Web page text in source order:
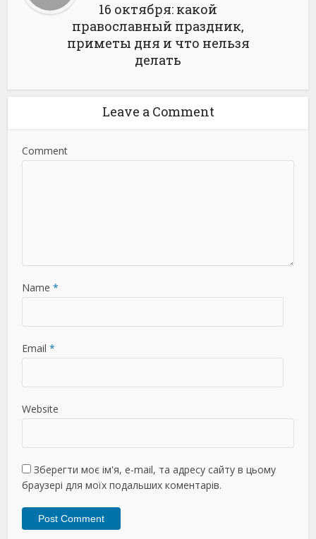
16 октября: какой
православный праздник,
приметы дня и что нельзя
делать
Leave a Comment
Comment
Name *
Email *
Website
Зберегти моє ім'я, e-mail, та адресу сайту в цьому
браузері для моїх подальших коментарів.